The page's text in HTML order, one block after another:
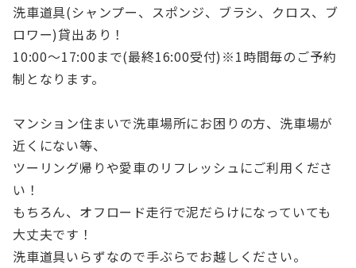
洗車道具(シャンプー、スポンジ、ブラシ、クロス、ブ
ロワー)貸出あり！
10:00～17:00まで(最終16:00受付)※1時間毎のご予約
制となります。
マンション住まいで洗車場所にお困りの方、洗車場が
近くにない等、
ツーリング帰りや愛車のリフレッシュにご利用くださ
い！
もちろん、オフロード走行で泥だらけになっていても
大丈夫です！
洗車道具いらずなので手ぶらでお越しください。